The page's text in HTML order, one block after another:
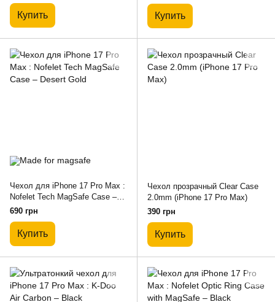
Купить Купить
Чехол для iPhone 17 Pro Max :
Nofelet Tech MagSafe Case –
Desert Gold
690 грн
Купить
Чехол прозрачный Clear Case
2.0mm (iPhone 17 Pro Max)
390 грн
Купить